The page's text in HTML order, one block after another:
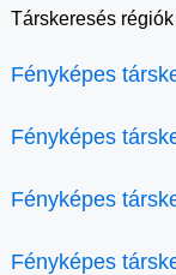
Társkeresés
Fényképes
Fényképes
Fényképes
Fényképes